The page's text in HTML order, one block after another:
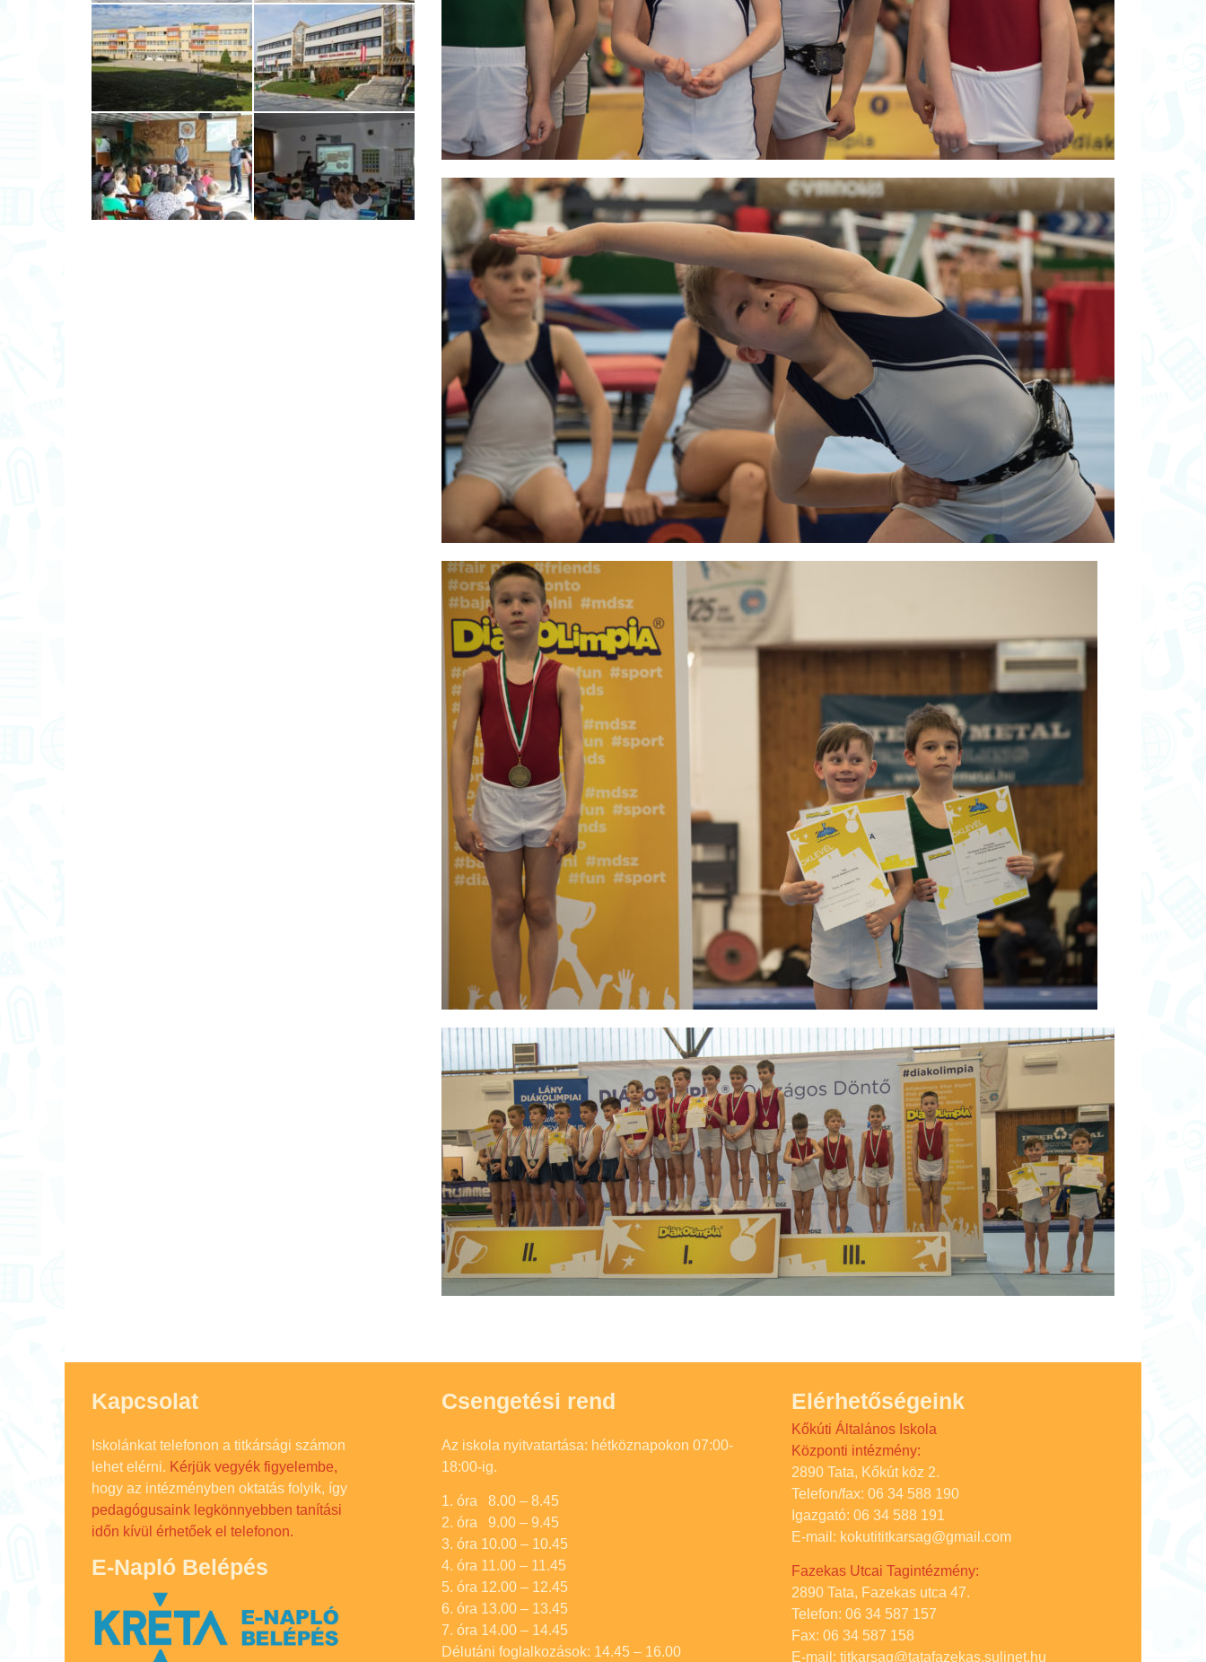
Kapcsolat
Iskolánkat telefonon a titkársági számon
lehet elérni. Kérjük vegyék figyelembe,
hogy az intézményben oktatás folyik, így
pedagógusaink legkönnyebben tanítási
időn kívül érhetőek el telefonon.
E-Napló Belépés
Csengetési rend
Az iskola nyitvatartása: hétköznapokon 07:00-
18:00-ig.
1. óra 8.00 – 8.45
2. óra 9.00 – 9.45
3. óra 10.00 – 10.45
4. óra 11.00 – 11.45
5. óra 12.00 – 12.45
6. óra 13.00 – 13.45
7. óra 14.00 – 14.45
Délutáni foglalkozások: 14.45 – 16.00
Elérhetőségeink
Kőkúti Általános Iskola
Központi intézmény:
2890 Tata, Kőkút köz 2.
Telefon/fax: 06 34 588 190
Igazgató: 06 34 588 191
E-mail: kokutititkarsag@gmail.com
Fazekas Utcai Tagintézmény:
2890 Tata, Fazekas utca 47.
Telefon: 06 34 587 157
Fax: 06 34 587 158
E-mail: titkarsag@tatafazekas.sulinet.hu